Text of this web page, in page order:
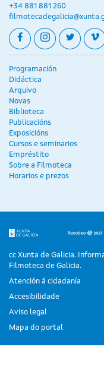
+34 881 881 260
facebookinstagram
Programación
Didáctica
Arquivo
Novas
Biblioteca
Publicacións
Exposicións
Cursos e seminarios
Empréstito
Sobre a Filmoteca
Horarios e prezos
cc Xunta de Galicia.
Filmoteca de Galicia.
Atención á cidadanía
Accesibilidade
Aviso legal
Mapa do portal